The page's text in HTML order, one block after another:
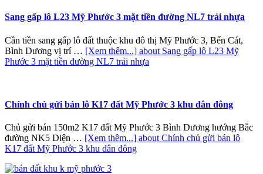
Sang gấp lô L23 Mỹ Phước 3 mặt tiền đường NL7 trải nhựa
Cần tiền sang gấp lô đất thuộc khu đô thị Mỹ Phước 3, Bến Cát,
Bình Dương vị trí … [Xem thêm...] about Sang gấp lô L23 Mỹ
Phước 3 mặt tiền đường NL7 trải nhựa
Chính chủ gửi bán lô K17 đất Mỹ Phước 3 khu dân đông
Chủ gửi bán 150m2 K17 đất Mỹ Phước 3 Bình Dương hướng Bắc
đường NK5 Diện … [Xem thêm...] about Chính chủ gửi bán lô
K17 đất Mỹ Phước 3 khu dân đông